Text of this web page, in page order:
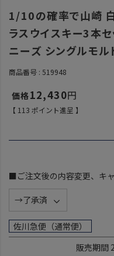
1/10の確率で山崎
ラスウイスキー3本
ニーズ シングルモ
商品番号 519948
12,430
【 113 ポイント進呈 】
■ご注文後の内容変更、キ
佐川急便（通常便）
販売期間